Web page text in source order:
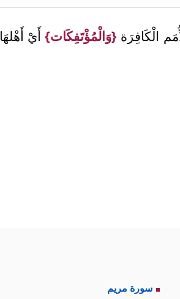
الْكَافِرَة {وَالْمُؤْتَفِكَات}أَيْ أَهْلهَا
سورة مريم